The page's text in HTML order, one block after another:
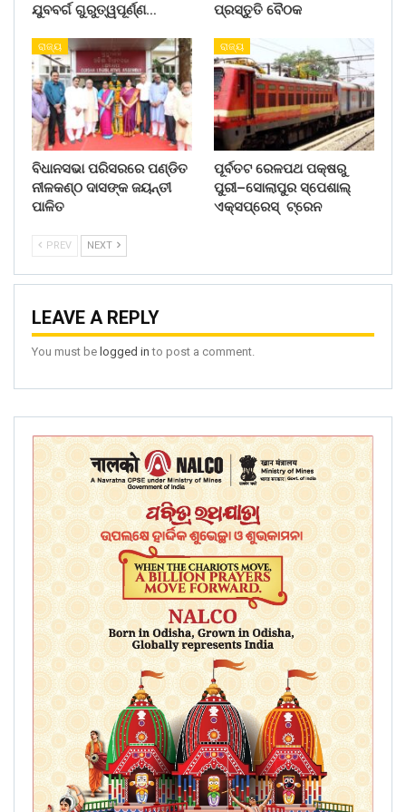
ଯୁବବର୍ଗ ଗୁରୁତ୍ୱପୂର୍ଣ୍ଣ…
ପ୍ରସ୍ତୁତି ବୈଠକ
ରାଜ୍ୟ
ବିଧାନସଭା ପରିସରରେ ପଣ୍ଡିତ
ନୀଳକଣ୍ଠ ଦାସଙ୍କ ଜୟନ୍ତୀ
ପାଳିତ
ରାଜ୍ୟ
ପୂର୍ବତଟ ରେଳପଥ ପକ୍ଷରୁ
ପୁରୀ–ସୋଲାପୁର ସ୍ପେଶାଲ୍
ଏକ୍ସପ୍ରେସ୍ ଟ୍ରେନ
PREV NEXT
LEAVE A REPLY
You must be logged in to post a comment.